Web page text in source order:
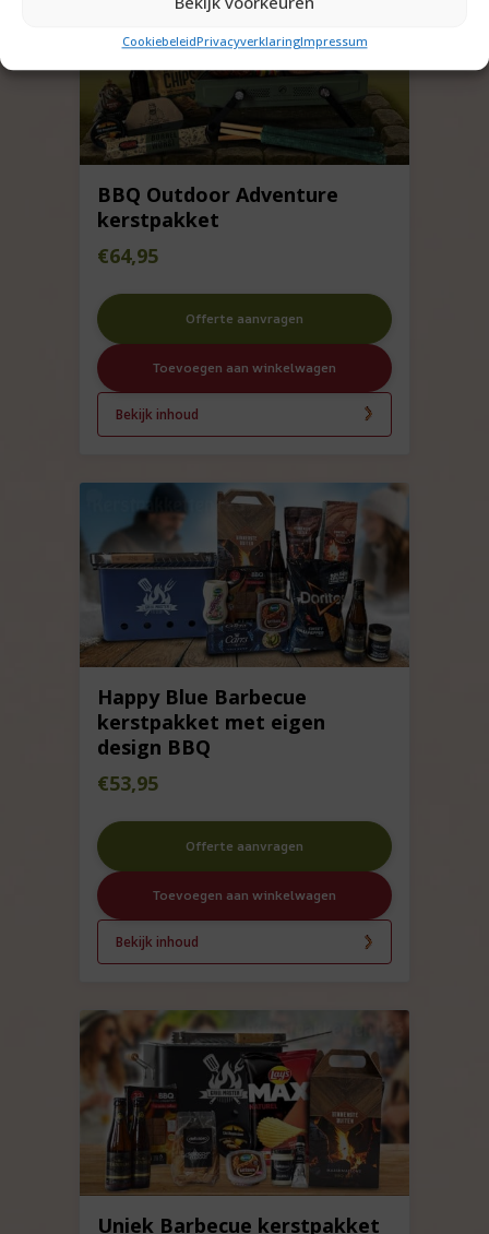
CookiebeleidPrivacyverklaringImpressum
BBQ Outdoor Adventure
kerstpakket
€64,95
Offerte aanvragen
Toevoegen aan winkelwagen
Bekijk inhoud
Happy Blue Barbecue
kerstpakket met eigen
design BBQ
€53,95
Offerte aanvragen
Toevoegen aan winkelwagen
Bekijk inhoud
Uniek Barbecue kerstpakket